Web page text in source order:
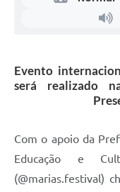
Evento
será realizado
Com o apoio da
Educação e
(@marias.festival)